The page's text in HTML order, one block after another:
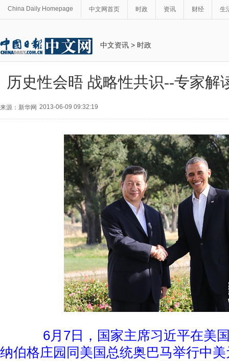
China Daily Homepage 中文网首页 时政 资讯 财经 生
中文资讯 > 时政
历史性会晤 战略性共识--专家解
来源：新华网 2013-06-09 09:32:19
6月7日，国家主席习近平在美
纳伯格庄园同美国总统奥巴马举行中